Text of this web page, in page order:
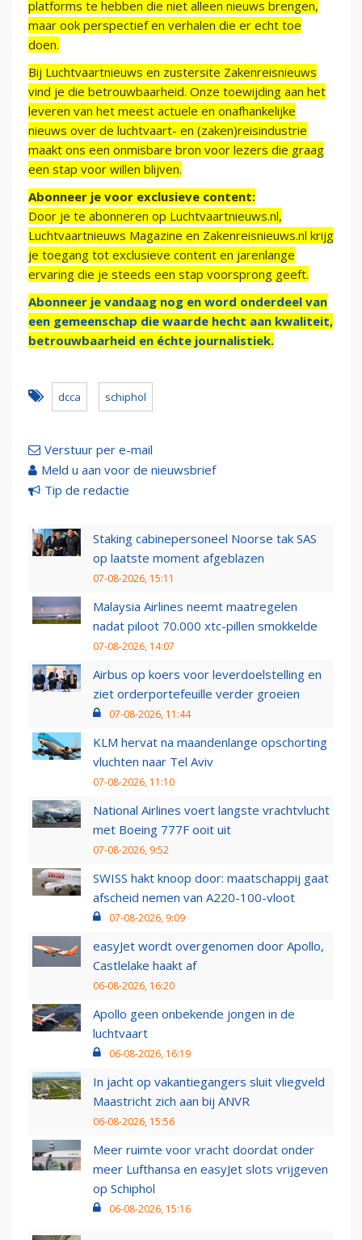
platforms te hebben die niet alleen nieuws brengen,
maar ook perspectief en verhalen die er echt toe
doen.
Bij Luchtvaartnieuws en zustersite Zakenreisnieuws
vind je die betrouwbaarheid. Onze toewijding aan het
leveren van het meest actuele en onafhankelijke
nieuws over de luchtvaart- en (zaken)reisindustrie
maakt ons een onmisbare bron voor lezers die graag
een stap voor willen blijven.
Abonneer je voor exclusieve content:
Door je te abonneren op Luchtvaartnieuws.nl,
Luchtvaartnieuws Magazine en Zakenreisnieuws.nl krijg
je toegang tot exclusieve content en jarenlange
ervaring die je steeds een stap voorsprong geeft.
Abonneer je vandaag nog en word onderdeel van
een gemeenschap die waarde hecht aan kwaliteit,
betrouwbaarheid en échte journalistiek.
dcca schiphol
Verstuur per e-mail
Meld u aan voor de nieuwsbrief
Tip de redactie
Staking cabinepersoneel Noorse tak SAS
op laatste moment afgeblazen
07-08-2026, 15:11
Malaysia Airlines neemt maatregelen
nadat piloot 70.000 xtc-pillen smokkelde
07-08-2026, 14:07
Airbus op koers voor leverdoelstelling en
ziet orderportefeuille verder groeien
07-08-2026, 11:44
KLM hervat na maandenlange opschorting
vluchten naar Tel Aviv
07-08-2026, 11:10
National Airlines voert langste vrachtvlucht
met Boeing 777F ooit uit
07-08-2026, 9:52
SWISS hakt knoop door: maatschappij gaat
afscheid nemen van A220-100-vloot
07-08-2026, 9:09
easyJet wordt overgenomen door Apollo,
Castlelake haakt af
06-08-2026, 16:20
Apollo geen onbekende jongen in de
luchtvaart
06-08-2026, 16:19
In jacht op vakantiegangers sluit vliegveld
Maastricht zich aan bij ANVR
06-08-2026, 15:56
Meer ruimte voor vracht doordat onder
meer Lufthansa en easyJet slots vrijgeven
op Schiphol
06-08-2026, 15:16